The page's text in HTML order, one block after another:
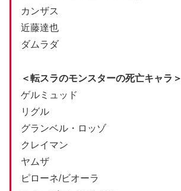
カンザス
近藤達也
ダムラダ
＜転スラのモンスターの死亡キャラ＞
ゲルミュッド
リグル
グランベル・ロッゾ
クレイマン
ヤムザ
ピローネ/ビオーラ